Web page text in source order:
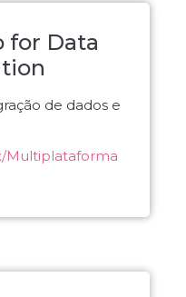
for Data
de dados e
Multiplataforma